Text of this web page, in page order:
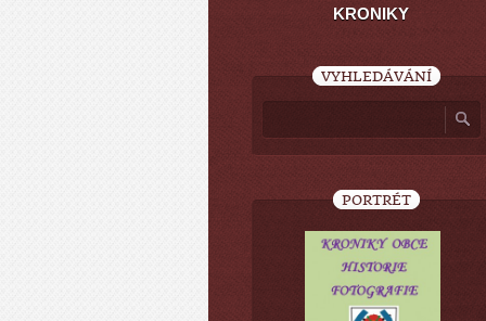
KRONIKY
VYHLEDÁVÁNÍ
PORTRÉT